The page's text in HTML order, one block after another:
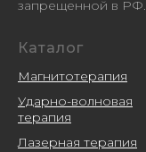
запрещенной в РФ.
Каталог
Магнитотерапия
Ударно-волновая
терапия
Лазерная терапия